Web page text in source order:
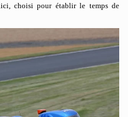
choisi pour établir le temps de